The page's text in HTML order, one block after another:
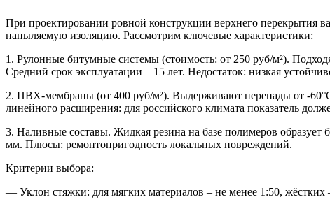
При проектировании ровной конструкции верхнего
напыляемую изоляцию. Рассмотрим ключевые характеристики:
1. Рулонные битумные системы (стоимость: от 250 руб/м²).
Средний срок эксплуатации – 15 лет. Недостаток: низкая
2. ПВХ-мембраны (от 400 руб/м²). Выдерживают перепады от -
линейного расширения: для российского климата показатель
3. Наливные составы. Жидкая резина на базе полимеров
мм. Плюсы: ремонтопригодность локальных повреждений.
Критерии выбора:
— Уклон стяжки: для мягких материалов – не менее 1:50, жёстких